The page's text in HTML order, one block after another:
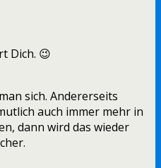
Dich. 😉
sich. Andererseits
auch immer mehr in
dann wird das wieder